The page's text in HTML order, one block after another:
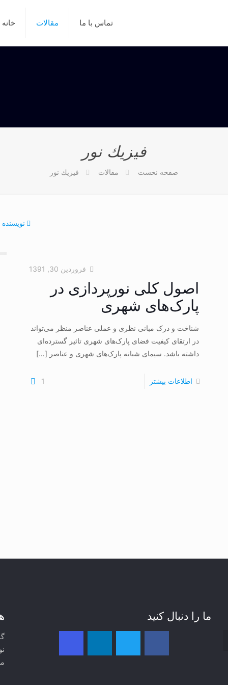
خانه مقالات تماس با ما
فيزيك نور
صفحه نخست مقالات فيزيك نور
نویسنده
فروردین 30, 1391
اصول کلی نورپردازی در
پارک‌های شهری
شناخت و درک مبانی نظری و عملی عناصر منظر می‌تواند
در ارتقای کیفیت فضای پارک‌های شهری تاثیر گسترده‌ای
داشته باشد. سیمای شبانه پارک‌های شهری و عناصر […]
1 اطلاعات بیشتر
ما را دنبال کنید